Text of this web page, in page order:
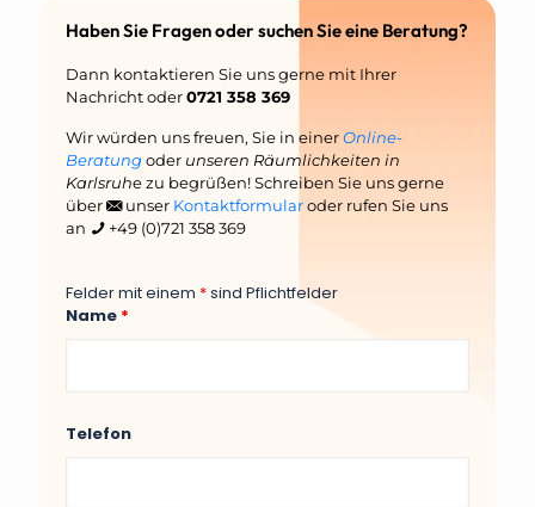
Haben Sie Fragen oder suchen Sie eine Beratung?
Dann kontaktieren Sie uns gerne mit Ihrer
Nachricht oder0721 358 369
Wir würden uns freuen, Sie in einerOnline-
Beratungoder unseren Räumlichkeiten in
Karlsruhe zu begrüßen! Schreiben Sie uns gerne
über
unser Kontaktformularoder rufen Sie uns
an
+49 (0)721 358 369
Felder mit einem *sind Pflichtfelder
Name *
Telefon